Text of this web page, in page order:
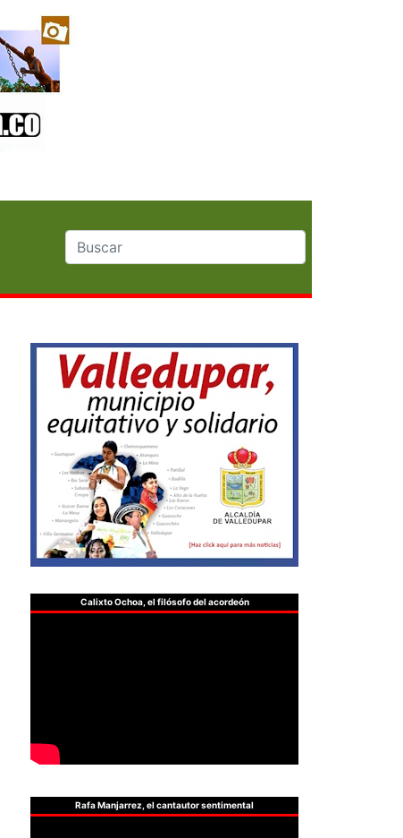
Calixto Ochoa, el filósofo del acordeón
Rafa Manjarrez, el cantautor sentimental